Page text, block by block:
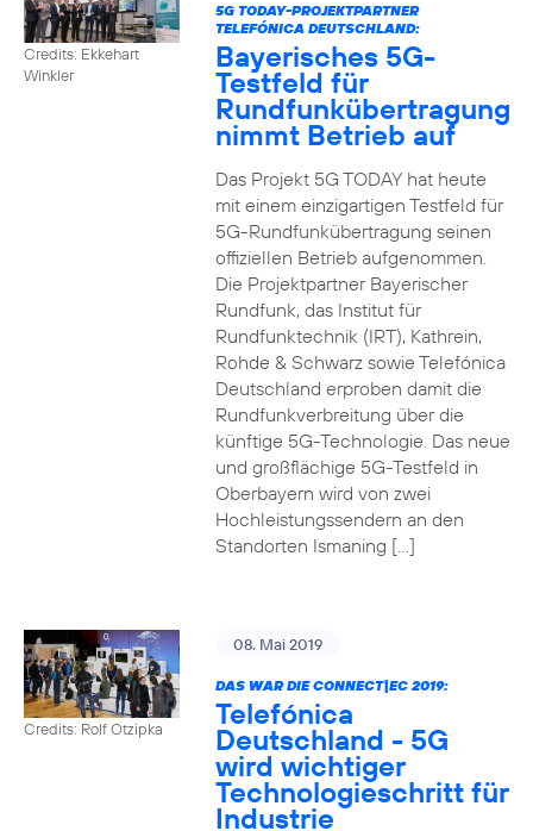
Credits: Ekkehart
Winkler
5G TODAY-PROJEKTPARTNER
TELEFÓNICA DEUTSCHLAND:
Bayerisches 5G-
Testfeld für
Rundfunkübertragung
nimmt Betrieb auf
Das Projekt 5G TODAY hat heute
mit einem einzigartigen Testfeld für
5G-Rundfunkübertragung seinen
offiziellen Betrieb aufgenommen.
Die Projektpartner Bayerischer
Rundfunk, das Institut für
Rundfunktechnik (IRT), Kathrein,
Rohde & Schwarz sowie Telefónica
Deutschland erproben damit die
Rundfunkverbreitung über die
künftige 5G-Technologie. Das neue
und großflächige 5G-Testfeld in
Oberbayern wird von zwei
Hochleistungssendern an den
Standorten Ismaning […]
Credits: Rolf Otzipka
08. Mai 2019
DAS WAR DIE CONNECT|EC 2019:
Telefónica
Deutschland - 5G
wird wichtiger
Technologieschritt für
Industrie